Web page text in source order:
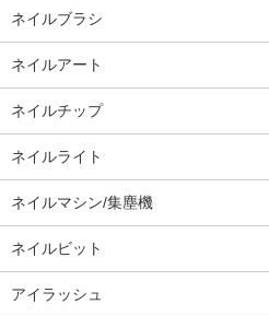
ネイルブラシ
ネイルアート
ネイルチップ
ネイルライト
ネイルマシン/集塵機
ネイルビット
アイラッシュ